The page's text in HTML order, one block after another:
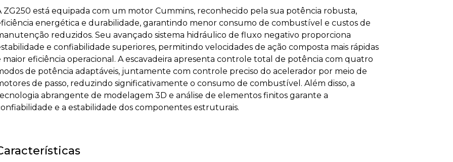
ZG250 está equipada com um motor Cummins, reconhecido pela sua potência robusta,
energética e durabilidade, garantindo menor consumo de combustível e custos de
reduzidos. Seu avançado sistema hidráulico de fluxo negativo proporciona
e confiabilidade superiores, permitindo velocidades de ação composta mais rápidas
maior eficiência operacional. A escavadeira apresenta controle total de potência com quatro
de potência adaptáveis, juntamente com controle preciso do acelerador por meio de
de passo, reduzindo significativamente o consumo de combustível. Além disso, a
abrangente de modelagem 3D e análise de elementos finitos garante a
e a estabilidade dos componentes estruturais.